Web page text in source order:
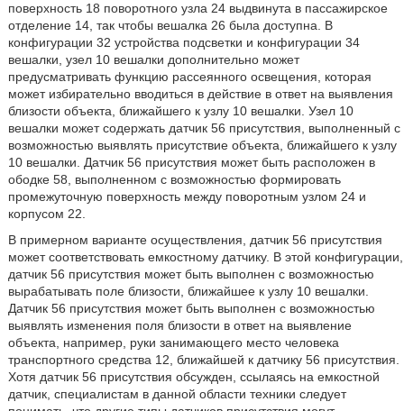
поверхность 18 поворотного узла 24 выдвинута в пассажирское
отделение 14, так чтобы вешалка 26 была доступна. В
конфигурации 32 устройства подсветки и конфигурации 34
вешалки, узел 10 вешалки дополнительно может
предусматривать функцию рассеянного освещения, которая
может избирательно вводиться в действие в ответ на выявления
близости объекта, ближайшего к узлу 10 вешалки. Узел 10
вешалки может содержать датчик 56 присутствия, выполненный с
возможностью выявлять присутствие объекта, ближайшего к узлу
10 вешалки. Датчик 56 присутствия может быть расположен в
ободке 58, выполненном с возможностью формировать
промежуточную поверхность между поворотным узлом 24 и
корпусом 22.
В примерном варианте осуществления, датчик 56 присутствия
может соответствовать емкостному датчику. В этой конфигурации,
датчик 56 присутствия может быть выполнен с возможностью
вырабатывать поле близости, ближайшее к узлу 10 вешалки.
Датчик 56 присутствия может быть выполнен с возможностью
выявлять изменения поля близости в ответ на выявление
объекта, например, руки занимающего место человека
транспортного средства 12, ближайшей к датчику 56 присутствия.
Хотя датчик 56 присутствия обсужден, ссылаясь на емкостной
датчик, специалистам в данной области техники следует